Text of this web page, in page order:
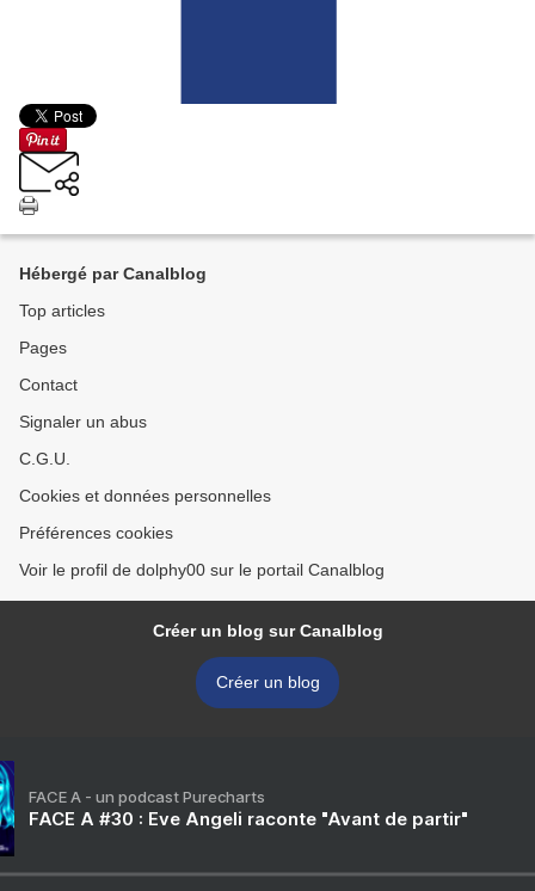
Hébergé par Canalblog
Top articles
Pages
Contact
Signaler un abus
C.G.U.
Cookies et données personnelles
Préférences cookies
Voir le profil de dolphy00 sur le portail Canalblog
Créer un blog sur Canalblog
Créer un blog
FACE A - un podcast Purecharts
FACE A #30 : Eve Angeli raconte "Avant de partir"